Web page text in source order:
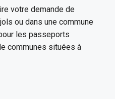
votre demande de
ou dans une commune
les passeports
communes situées à